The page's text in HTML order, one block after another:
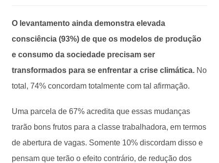
O levantamento ainda demonstra elevada
consciência (93%) de que os modelos de produção
e consumo da sociedade precisam ser
transformados para se enfrentar a crise climática. No
total, 74% concordam totalmente com tal afirmação.
Uma parcela de 67% acredita que essas mudanças
trarão bons frutos para a classe trabalhadora, em termos
de abertura de vagas. Somente 10% discordam disso e
pensam que terão o efeito contrário, de redução dos